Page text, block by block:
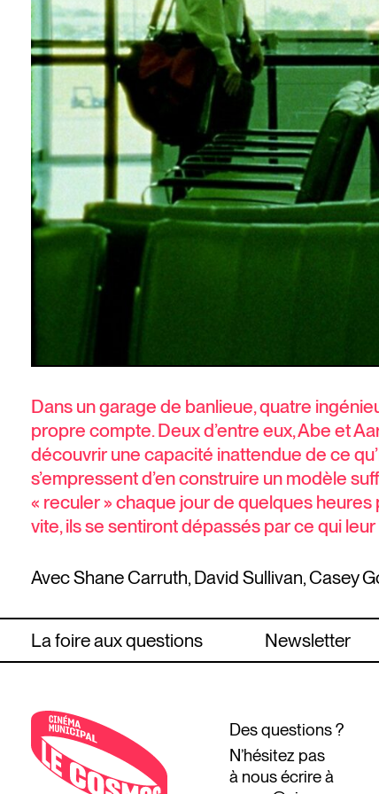
Dans un garage de banlieue, quatre
propre compte. Deux d’entre eux, Abe et
découvrir une capacité inattendue de ce
s’empressent d’en construire un modèle
« reculer » chaque jour de quelques
vite, ils se sentiront dépassés par ce qui
Avec Shane Carruth, David Sullivan, Casey
La foire aux questions Newsletter
Des questions ?
N’hésitez pas
à nous écrire à